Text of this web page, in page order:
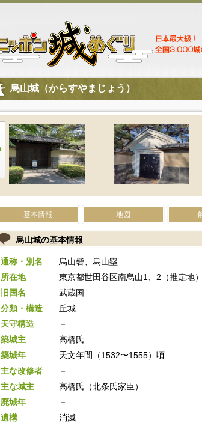
烏山城（からすやまじょう）
基本情報 地図
烏山城の基本情報
通称・別名
烏山砦、烏山塁
所在地
東京都世田谷区南烏山1、2（推定地）
旧国名
武蔵国
分類・構造
丘城
天守構造
－
築城主
高橋氏
築城年
天文年間（1532〜1555）頃
主な改修者
－
主な城主
高橋氏（北条氏家臣）
廃城年
－
遺構
消滅